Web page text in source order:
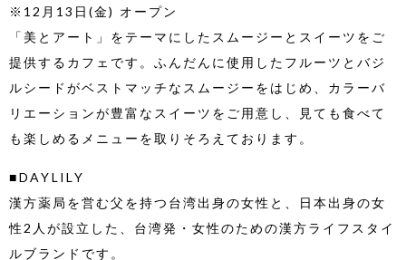
※12月13日(金) オープン
「美とアート」をテーマにしたスムージーとスイーツをご
提供するカフェです。ふんだんに使用したフルーツとバジ
ルシードがベストマッチなスムージーをはじめ、カラーバ
リエーションが豊富なスイーツをご用意し、見ても食べて
も楽しめるメニューを取りそろえております。
■DAYLILY
漢方薬局を営む父を持つ台湾出身の女性と、日本出身の女
性2人が設立した、台湾発・女性のための漢方ライフスタイ
ルブランドです。